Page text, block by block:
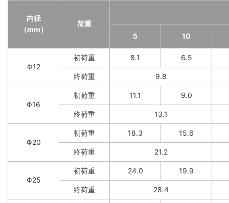
内径
（mm）
荷重
5
10
Φ12
初荷重 8.1 6.5
終荷重 9.8
Φ16
初荷重 11.1 9.0
終荷重 13.1
Φ20
初荷重 18.3 15.6
終荷重 21.2
Φ25
初荷重 24.0 19.9
終荷重 28.4